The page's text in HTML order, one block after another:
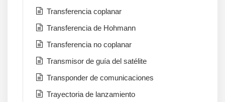
Transferencia coplanar
Transferencia de Hohmann
Transferencia no coplanar
Transmisor de guía del satélite
Transponder de comunicaciones
Trayectoria de lanzamiento